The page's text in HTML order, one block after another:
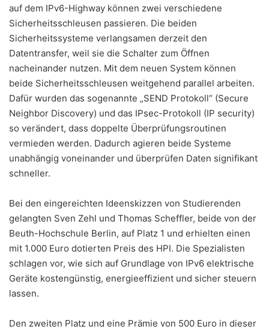
auf dem IPv6-Highway können zwei verschiedene
Sicherheitsschleusen passieren. Die beiden
Sicherheitssysteme verlangsamen derzeit den
Datentransfer, weil sie die Schalter zum Öffnen
nacheinander nutzen. Mit dem neuen System können
beide Sicherheitsschleusen weitgehend parallel arbeiten.
Dafür wurden das sogenannte „SEND Protokoll“ (Secure
Neighbor Discovery) und das IPsec-Protokoll (IP security)
so verändert, dass doppelte Überprüfungsroutinen
vermieden werden. Dadurch agieren beide Systeme
unabhängig voneinander und überprüfen Daten signifikant
schneller.
Bei den eingereichten Ideenskizzen von Studierenden
gelangten Sven Zehl und Thomas Scheffler, beide von der
Beuth-Hochschule Berlin, auf Platz 1 und erhielten einen
mit 1.000 Euro dotierten Preis des HPI. Die Spezialisten
schlagen vor, wie sich auf Grundlage von IPv6 elektrische
Geräte kostengünstig, energieeffizient und sicher steuern
lassen.
Den zweiten Platz und eine Prämie von 500 Euro in dieser